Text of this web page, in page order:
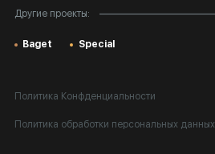
Другие проекты:
Baget Special
Политика Конфденциальности
Политика обработки персональных данных